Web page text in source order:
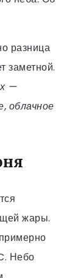
разница
заметной.
—
облачное
жары.
Небо